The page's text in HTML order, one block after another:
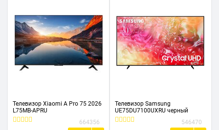
Телевизор Xiaomi A Pro 75 2026
L75MB-APRU
664356
Телевизор Samsung
UE75DU7100UXRU черный
546470